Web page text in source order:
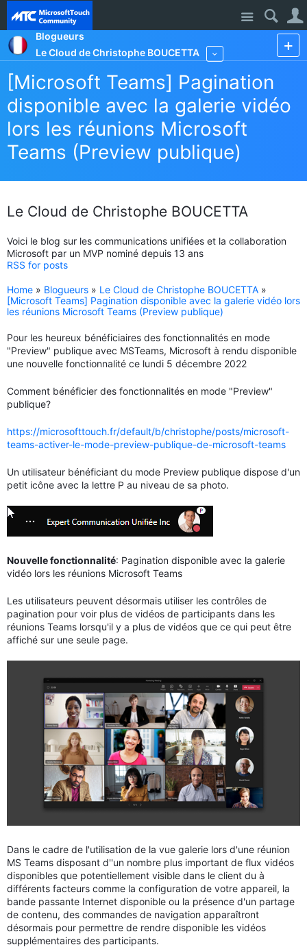
Site
Blogueurs
Le Cloud de Christophe BOUCETTA
[Microsoft Teams] Pagination
disponible avec la galerie vidéo
lors les réunions Microsoft
Teams (Preview publique)
Le Cloud de Christophe BOUCETTA
Voici le blog sur les communications unifiées et la collaboration
Microsoft par un MVP nominé depuis 13 ans
RSS for posts
Home » Blogueurs » Le Cloud de Christophe BOUCETTA »
[Microsoft Teams] Pagination disponible avec la galerie vidéo lors
les réunions Microsoft Teams (Preview publique)
Pour les heureux bénéficiaires des fonctionnalités en mode
"Preview" publique avec MSTeams, Microsoft à rendu disponible
une nouvelle fonctionnalité ce lundi 5 décembre 2022
Comment bénéficier des fonctionnalités en mode "Preview"
publique?
https://microsofttouch.fr/default/b/christophe/posts/microsoft-
teams-activer-le-mode-preview-publique-de-microsoft-teams
Un utilisateur bénéficiant du mode Preview publique dispose d'un
petit icône avec la lettre P au niveau de sa photo.
Nouvelle fonctionnalité: Pagination disponible avec la galerie
vidéo lors les réunions Microsoft Teams
Les utilisateurs peuvent désormais utiliser les contrôles de
pagination pour voir plus de vidéos de participants dans les
réunions Teams lorsqu'il y a plus de vidéos que ce qui peut être
affiché sur une seule page.
Dans le cadre de l'utilisation de la vue galerie lors d'une réunion
MS Teams disposant d''un nombre plus important de flux vidéos
disponibles que potentiellement visible dans le client du à
différents facteurs comme la configuration de votre appareil, la
bande passante Internet disponible ou la présence d'un partage
de contenu, des commandes de navigation apparaîtront
désormais pour permettre de rendre disponible les vidéos
supplémentaires des participants.